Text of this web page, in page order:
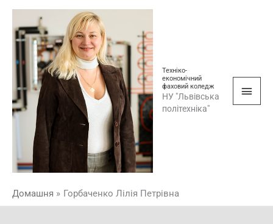
Перейти
вмісту
Техніко-
економічний
фаховий коледж
НУ "Львівська
політехніка"
Домашня Горбаченко Лілія Петрівна